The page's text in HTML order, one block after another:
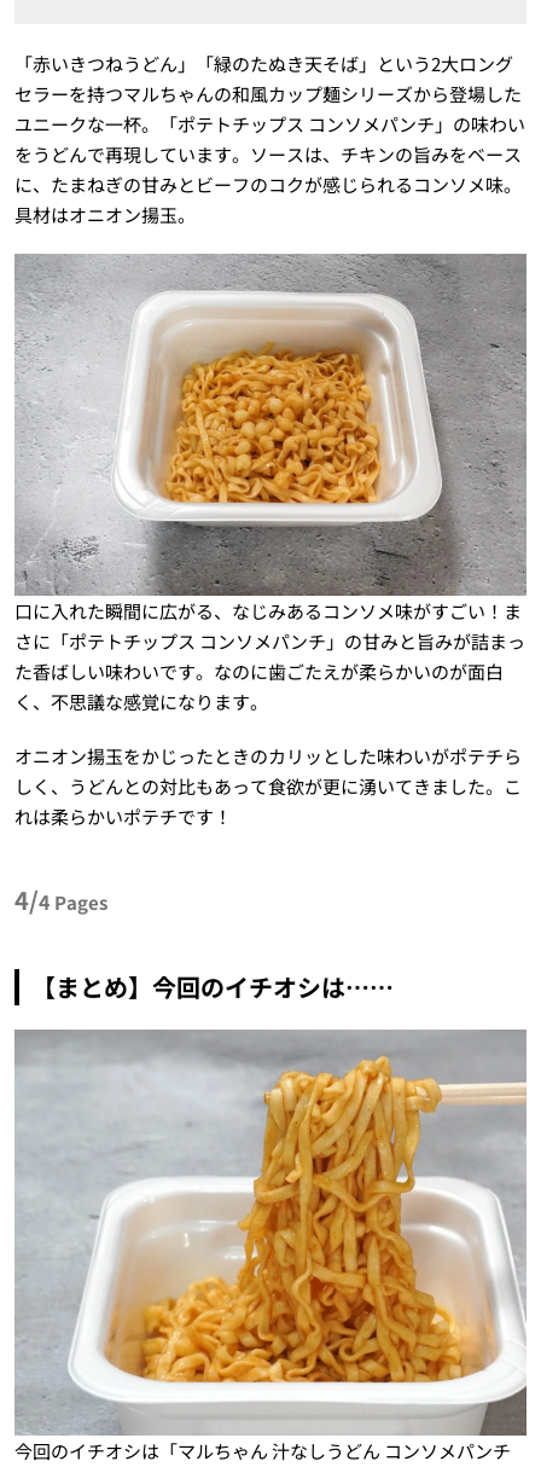
「赤いきつねうどん」「緑のたぬき天そば」という2大ロング
セラーを持つマルちゃんの和風カップ麺シリーズから登場した
ユニークな一杯。「ポテトチップス コンソメパンチ」の味わい
をうどんで再現しています。ソースは、チキンの旨みをベース
に、たまねぎの甘みとビーフのコクが感じられるコンソメ味。
具材はオニオン揚玉。
口に入れた瞬間に広がる、なじみあるコンソメ味がすごい！ま
さに「ポテトチップス コンソメパンチ」の甘みと旨みが詰まっ
た香ばしい味わいです。なのに歯ごたえが柔らかいのが面白
く、不思議な感覚になります。
オニオン揚玉をかじったときのカリッとした味わいがポテチら
しく、うどんとの対比もあって食欲が更に湧いてきました。こ
れは柔らかいポテチです！
4/4 Pages
【まとめ】今回のイチオシは……
今回のイチオシは「マルちゃん 汁なしうどん コンソメパンチ